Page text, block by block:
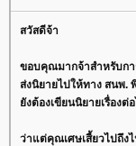
สวัสดีจ้า
ขอบคุณมากจ้าสำหรับกา
ส่งนิยายไปให้ทาง สนพ.
งต้องเขียนนิยายเรื่องต่
ว่าแต่คุณเศษเสี้ยวไปถึง